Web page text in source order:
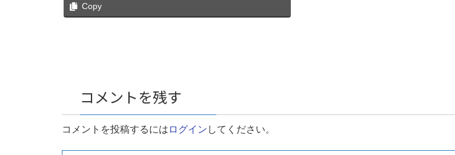
Copy
コメントを残す
コメントを投稿するには ログイン してください。